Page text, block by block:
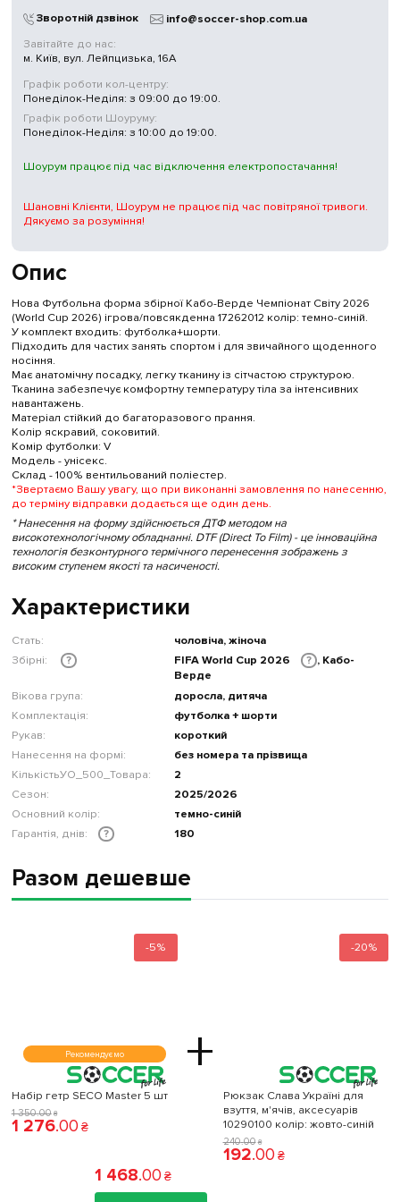
Опис
Нова Футбольна форма збірної Кабо-Верде Чемпіонат Світу 2026
(World Cup 2026) ігрова/повсякденна 17262012 колiр: темно-синій.
У комплект входить: футболка+шорти.
Підходить для частих занять спортом і для звичайного щоденного
носіння.
Має анатомічну посадку, легку тканину із сітчастою структурою.
Тканина забезпечує комфортну температуру тіла за інтенсивних
навантажень.
Матеріал стійкий до багаторазового прання.
Колір яскравий, соковитий.
Комір футболки: V
Модель - унісекс.
Склад - 100% вентильований поліестер.
*Звертаємо Вашу увагу, що при виконанні замовлення по нанесенню,
до терміну відправки додається ще один день.
* Нанесення на форму здійснюється ДТФ методом на
високотехнологічному обладнанні. DTF (Direct To Film) - це інноваційна
технологія безконтурного термічного перенесення зображень з
високим ступенем якості та насиченості.
Характеристики
Стать:
чоловіча, жіноча
Збірні:
? FIFA World Cup 2026 ? , Кабо-
Верде
Вікова група:
доросла, дитяча
Комплектація:
футболка + шорти
Рукав:
короткий
Нанесення на формі:
без номера та прізвища
КількістьУО_500_Товара:
2
Сезон:
2025/2026
Основний колір:
темно-синій
Гарантія, днів:
? 180
Зворотній дзвінок
info@soccer-shop.com.ua
Завітайте до нас:
м. Київ, вул. Лейпцизька, 16А
Графік роботи кол-центру:
Понеділок-Неділя: з 09:00 до 19:00.
Графік роботи Шоуруму:
Понеділок-Неділя: з 10:00 до 19:00.
Шоурум працює під час відключення електропостачання!
Шановні Клієнти, Шоурум не працює під час повітряної тривоги.
Дякуємо за розуміння!
Разом дешевше
-5%
Рекомендуємо +
Набір гетр SECO Master 5 шт
1 350.00 ₴
1 276.00 ₴
-20%
Рюкзак Слава Україні для
взуття, м'ячів, аксесуарів
10290100 колiр: жовто-синій
240.00 ₴
192.00 ₴
1 468.00 ₴